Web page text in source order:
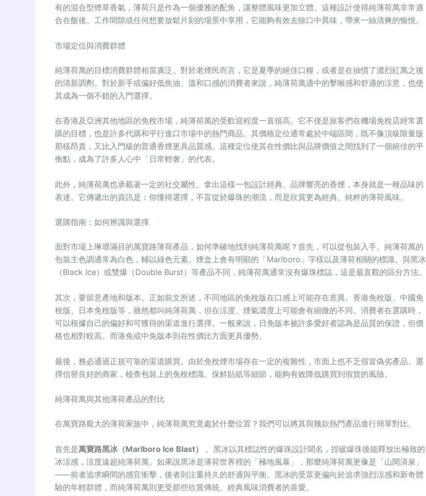
有的混合型煙草香氣，薄荷只是作為一個優雅的配角，讓整體風味更加立體。這種設計使得純薄荷萬非常適
合在飯後、工作間隙或任何想要放鬆片刻的場景中享用，它能夠有效去除口中異味，帶來一絲清爽的愉悅。
市場定位與消費群體
純薄荷萬的目標消費群體相當廣泛。對於老煙民而言，它是夏季的絕佳口糧，或者是在抽慣了濃烈紅萬之後
的清新調劑。對於新手或偏好低焦油、溫和口感的消費者來說，純薄荷萬適中的擊喉感和舒適的涼意，也使
其成為一個不錯的入門選擇。
在香港及亞洲其他地區的免稅市場，純薄荷萬的受歡迎程度一直很高。它不僅是旅客們在機場免稅店經常選
購的目標，也是許多代購和平行進口市場中的熱門商品。其價格定位通常處於中端區間，既不像頂級限量版
那樣昂貴，又比入門級的普通香煙更具品質感。這種定位使其在性價比與品牌價值之間找到了一個絕佳的平
衡點，成為了許多人心中「日常輕奢」的代表。
此外，純薄荷萬也承載著一定的社交屬性。拿出這樣一包設計經典、品牌響亮的香煙，本身就是一種品味的
表達。它傳遞出的資訊是：你懂得選擇，不盲從於爆珠的潮流，而是欣賞更為經典、純粹的薄荷風味。
選購指南：如何辨識與選擇
面對市場上琳瑯滿目的萬寶路薄荷產品，如何準確地找到純薄荷萬呢？首先，可以從包裝入手。純薄荷萬的
包裝主色調通常為白色，輔以綠色元素。煙盒上會有明顯的「Marlboro」字樣以及薄荷相關的標識。與黑冰
（Black Ice）或雙爆（Double Burst）等產品不同，純薄荷萬通常沒有爆珠標誌，這是最直觀的區分方法。
其次，要留意產地和版本。正如前文所述，不同地區的免稅版在口感上可能存在差異。香港免稅版、中國免
稅版、日本免稅版等，雖然都叫純薄荷萬，但在涼度、煙氣濃度上可能會有細微的不同。消費者在選購時，
可以根據自己的偏好和可獲得的渠道進行選擇。一般來說，日免版本被許多愛好者認為是品質的保證，但價
格也相對較高。而港免或中免版本則在性價比方面更具優勢。
最後，務必通過正規可靠的渠道購買。由於免稅煙市場存在一定的複雜性，市面上也不乏假冒偽劣產品。選
擇信譽良好的商家，檢查包裝上的免稅標識、保鮮貼紙等細節，能夠有效降低購買到假貨的風險。
純薄荷萬與其他薄荷產品的對比
在萬寶路龐大的薄荷家族中，純薄荷萬究竟處於什麼位置？我們可以將其與幾款熱門產品進行簡單對比。
首先是萬寶路黑冰（Marlboro Ice Blast）
。黑冰以其標誌性的爆珠設計聞名，捏破爆珠後能釋放出極致的
冰涼感，涼度遠超純薄荷萬。如果說黑冰是薄荷世界裡的「極地風暴」，那麼純薄荷萬更像是「山間清泉」
——前者追求瞬間的感官衝擊，後者則注重持久的舒適與平衡。黑冰的受眾更偏向於追求強烈涼感和新奇體
驗的年輕群體，而純薄荷萬則更受那些欣賞傳統、經典風味消費者的喜愛。